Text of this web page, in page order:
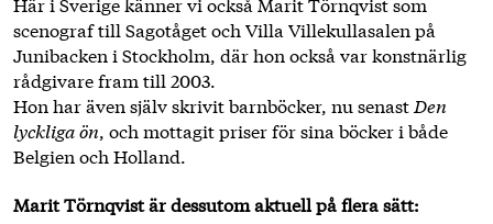
scenograf till Sagotåget och Villa Villekullasalen på
Junibacken i Stockholm, där hon också var konstnärlig
rådgivare fram till 2003.
Hon har även själv skrivit barnböcker, nu senast Den
lyckliga ön, och mottagit priser för sina böcker i både
Belgien och Holland.
Marit Törnqvist är dessutom aktuell på flera sätt: